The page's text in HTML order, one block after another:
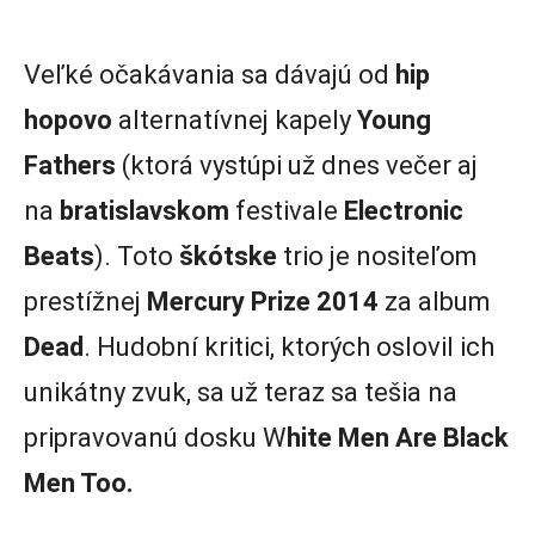
Veľké očakávania sa dávajú od hip
hopovo alternatívnej kapely Young
Fathers (ktorá vystúpi už dnes večer aj
na bratislavskom festivale Electronic
Beats). Toto škótske trio je nositeľom
prestížnej Mercury Prize 2014 za album
Dead . Hudobní kritici, ktorých oslovil ich
unikátny zvuk, sa už teraz sa tešia na
pripravovanú dosku W hite Men Are Black
Men Too.